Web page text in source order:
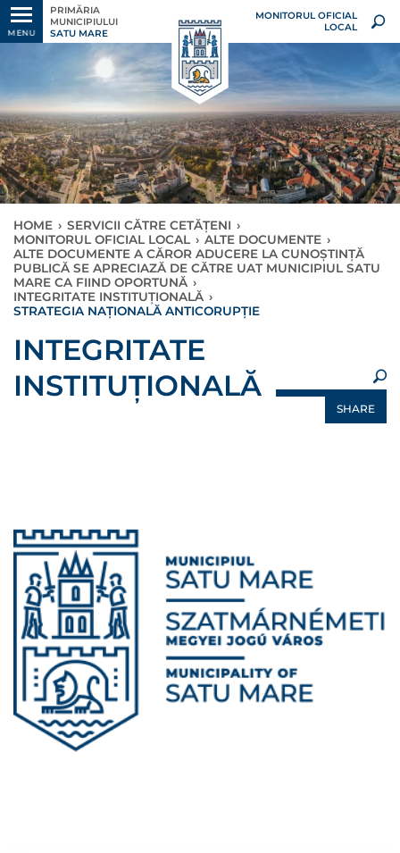
MENU
PRIMĂRIA
MUNICIPIULUI
SATU MARE
MONITORUL OFICIAL
LOCAL
HOME › SERVICII CĂTRE CETĂȚENI ›
MONITORUL OFICIAL LOCAL › ALTE DOCUMENTE ›
ALTE DOCUMENTE A CĂROR ADUCERE LA CUNOȘTINȚĂ
PUBLICĂ SE APRECIAZĂ DE CĂTRE UAT MUNICIPIUL SATU
MARE CA FIIND OPORTUNĂ ›
INTEGRITATE INSTITUȚIONALĂ ›
STRATEGIA NAȚIONALĂ ANTICORUPȚIE
INTEGRITATE
INSTITUȚIONALĂ
SHARE